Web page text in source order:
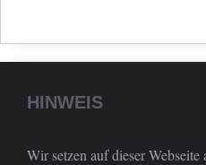
HINWEIS
Wir setzen auf dieser